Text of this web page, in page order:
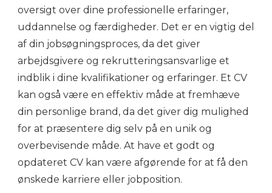
oversigt over dine professionelle erfaringer,
uddannelse og færdigheder. Det er en vigtig del
af din jobsøgningsproces, da det giver
arbejdsgivere og rekrutteringsansvarlige et
indblik i dine kvalifikationer og erfaringer. Et CV
kan også være en effektiv måde at fremhæve
din personlige brand, da det giver dig mulighed
for at præsentere dig selv på en unik og
overbevisende måde. At have et godt og
opdateret CV kan være afgørende for at få den
ønskede karriere eller jobposition.